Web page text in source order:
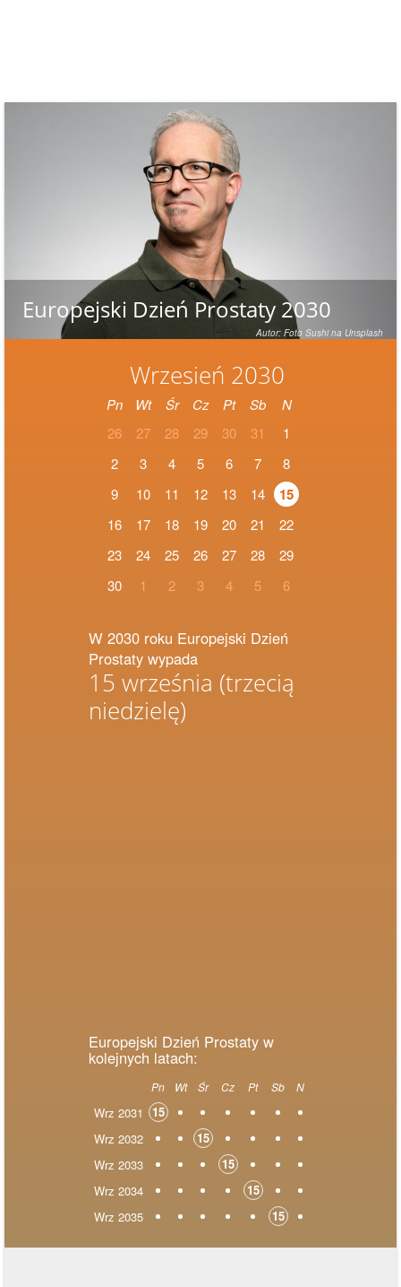
Wrzesień 2030
Pn Wt Śr Cz Pt Sb
N
26
27 28 29 30 31
1
2
3 4 5 6 7
8
9
10 11 12 13 14 15
16 17 18 19 20 21
22
23
24 25 26 27 28
29
30
1 2 3 4 5 6
W 2030 roku Europejski Dzień
Prostaty wypada
15 września (trzecią
niedzielę)
Europejski Dzień Prostaty w
kolejnych latach:
Pn Wt Śr Cz Pt Sb N
Wrz 2031
15
Wrz 2032
15
Wrz 2033
15
Wrz 2034
15
Wrz 2035
15
Europejski Dzień Prostaty 2030
Autor: Foto Sushi na Unsplash